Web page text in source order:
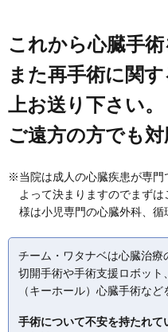
これから心臓手術
また再手術に関
上お送り下さい。
ご遠方の方でも対
※当院は成人の心臓疾患が専門
よって決まりますのでまず
様は小児専門の心臓外科、循
チーム・ワタナベは心臓治
切開手術や手術支援ロボッ
（キーホール）心臓手術など
手術について不安を持たれ